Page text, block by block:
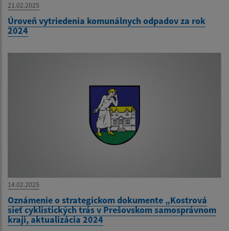
21.02.2025
Úroveň vytriedenia komunálnych odpadov za rok
2024
14.02.2025
Oznámenie o strategickom dokumente „Kostrová
sieť cyklistických trás v Prešovskom samosprávnom
kraji, aktualizácia 2024